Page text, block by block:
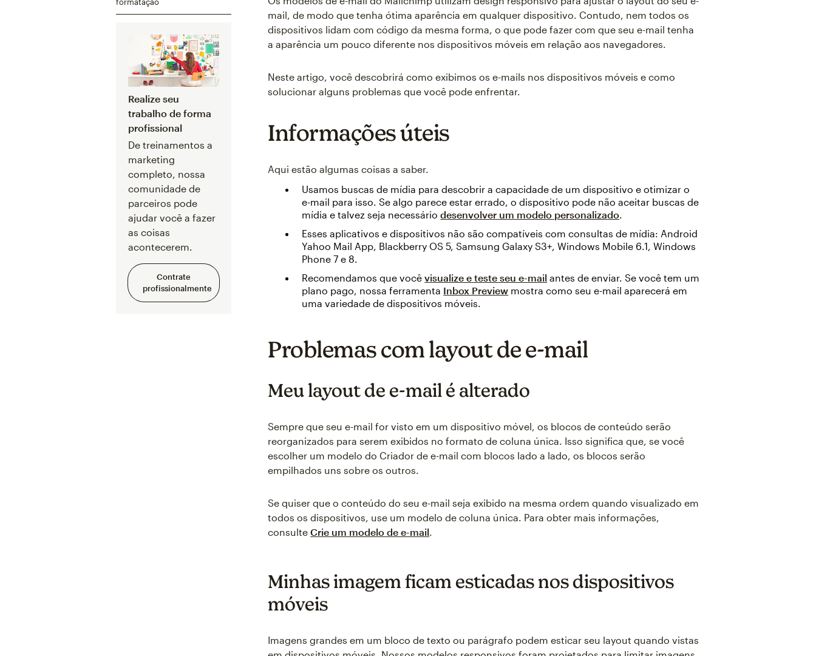
Realize seu
trabalho de forma
profissional
De treinamentos a
marketing
completo, nossa
comunidade de
parceiros pode
ajudar você a fazer
as coisas
acontecerem.
Contrate
profissionalmente
mail, de modo que tenha ótima aparência em qualquer dispositivo. Contudo, nem todos os
dispositivos lidam com código da mesma forma, o que pode fazer com que seu e-mail tenha
a aparência um pouco diferente nos dispositivos móveis em relação aos navegadores.
Neste artigo, você descobrirá como exibimos os e-mails nos dispositivos móveis e como
solucionar alguns problemas que você pode enfrentar.
Informações úteis
Aqui estão algumas coisas a saber.
Usamos buscas de mídia para descobrir a capacidade de um dispositivo e otimizar o
e-mail para isso. Se algo parece estar errado, o dispositivo pode não aceitar buscas de
mídia e talvez seja necessáriodesenvolver um modelo personalizado.
Esses aplicativos e dispositivos não são compatíveis com consultas de mídia: Android
Yahoo Mail App, Blackberry OS 5, Samsung Galaxy S3+, Windows Mobile 6.1, Windows
Phone 7 e 8.
Recomendamos que vocêvisualize e teste seu e-mail antes de enviar. Se você tem um
plano pago, nossa ferramenta Inbox Preview mostra como seu e-mail aparecerá em
uma variedade de dispositivos móveis.
Problemas com layout de e-mail
Meu layout de e-mail é alterado
Sempre que seu e-mail for visto em um dispositivo móvel, os blocos de conteúdo serão
reorganizados para serem exibidos no formato de coluna única. Isso significa que, se você
escolher um modelo do Criador de e-mail com blocos lado a lado, os blocos serão
empilhados uns sobre os outros.
Se quiser que o conteúdo do seu e-mail seja exibido na mesma ordem quando visualizado em
todos os dispositivos, use um modelo de coluna única. Para obter mais informações,
consulteCrie um modelo de e-mail.
Minhas imagem ficam esticadas nos dispositivos
móveis
Imagens grandes em um bloco de texto ou parágrafo podem esticar seu layout quando vistas